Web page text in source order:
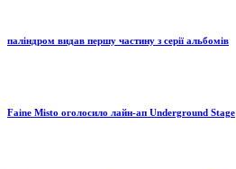
паліндром видав першу частину з серії альбомів
Faine Misto оголосило лайн-ап Underground Stage